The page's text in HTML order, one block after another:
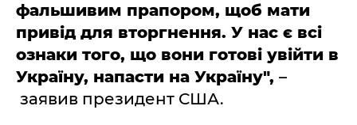
фальшивим прапором, щоб мати
привід для вторгнення. У нас є всі
ознаки того, що вони готові увійти в
Україну, напасти на Україну", –
заявив президент США.